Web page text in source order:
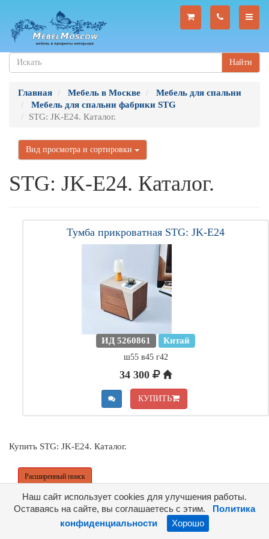
Найти
Главная Мебель в Москве
Мебель для спальни
Мебель для спальни фабрики STG
STG: JK-E24. Каталог.
Вид просмотра и сортировки
STG: JK-E24. Каталог.
Тумба прикроватная STG: JK-E24
ИД 5260861 Китай
ш55 в45 г42
34 300
КУПИТЬ
Купить STG: JK-E24. Каталог.
Расширенный поиск
Наш сайт использует cookies для улучшения работы.
Оставаясь на сайте, вы соглашаетесь с этим.
Политика
конфиденциальности
Хорошо